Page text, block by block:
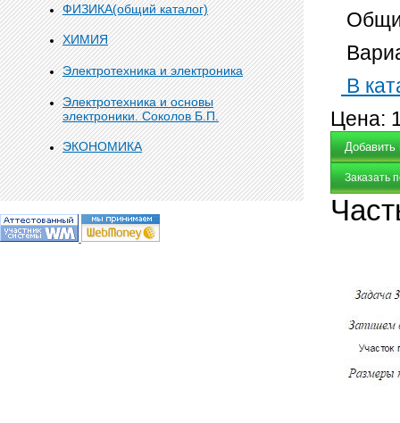
ФИЗИКА(общий каталог)
ХИМИЯ
Электротехника и электроника
Электротехника и основы
электроники. Соколов Б.П.
ЭКОНОМИКА
В
Цена:
Заказать